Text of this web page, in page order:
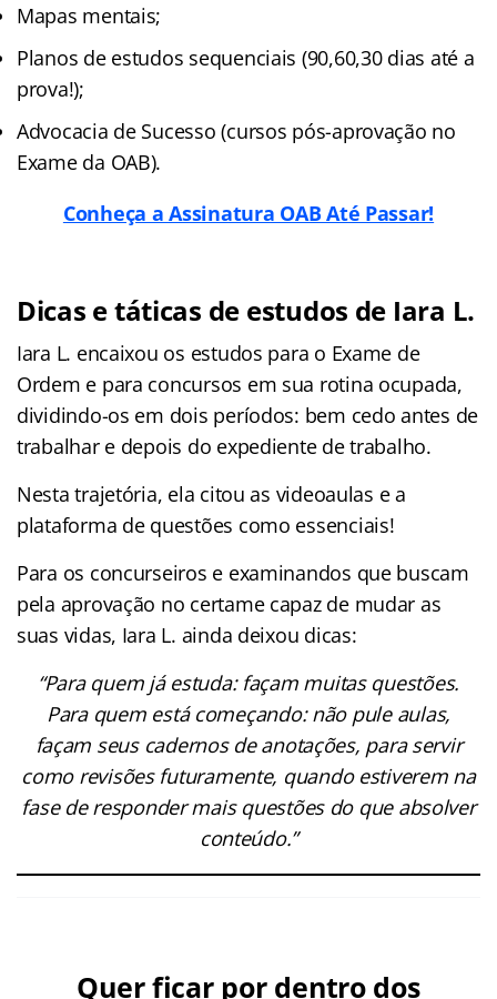
Mapas mentais;
Planos de estudos sequenciais (90,60,30 dias até a
prova!);
Advocacia de Sucesso (cursos pós-aprovação no
Exame da OAB).
Conheça a Assinatura OAB Até Passar!
Dicas e táticas de estudos de Iara L.
Iara L. encaixou os estudos para o Exame de
Ordem e para concursos em sua rotina ocupada,
dividindo-os em dois períodos: bem cedo antes de
trabalhar e depois do expediente de trabalho.
Nesta trajetória, ela citou as videoaulas e a
plataforma de questões como essenciais!
Para os concurseiros e examinandos que buscam
pela aprovação no certame capaz de mudar as
suas vidas, Iara L. ainda deixou dicas:
“Para quem já estuda: façam muitas questões.
Para quem está começando: não pule aulas,
façam seus cadernos de anotações, para servir
como revisões futuramente, quando estiverem na
fase de responder mais questões do que absolver
conteúdo.”
Quer ficar por dentro dos